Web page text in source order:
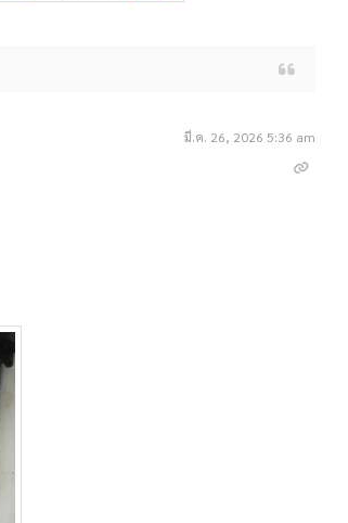
มี.ค. 26, 2026 5:36 am